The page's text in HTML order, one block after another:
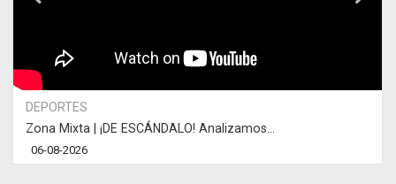
DEPORTES
Zona Mixta | ¡DE ESCÁNDALO! Analizamos...
06-08-2026